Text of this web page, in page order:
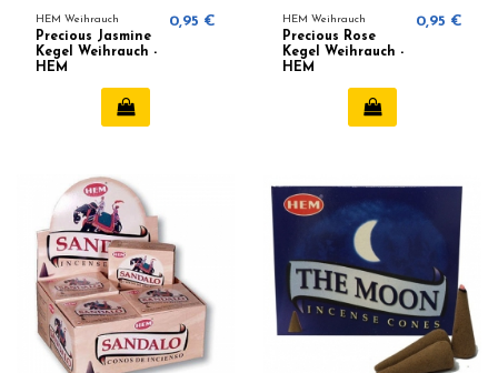
HEM Weihrauch
Precious Jasmine
Kegel Weihrauch -
HEM
0,95 € HEM Weihrauch
Precious Rose
Kegel Weihrauch -
HEM
0,95 €